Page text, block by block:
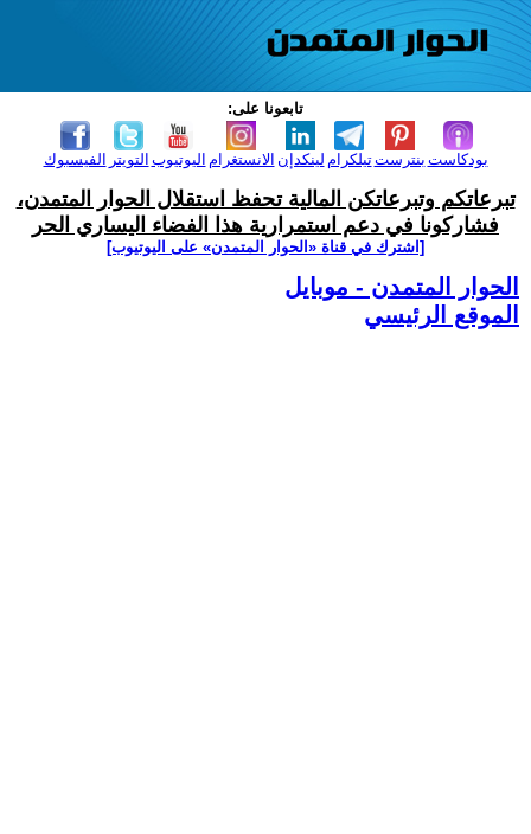
تابعونا على:
الفيسبوك التويتر اليوتيوب الانستغرام لينكدإن تيلكرامبنترست بودكاست
تبرعاتكم وتبرعاتكن المالية تحفظ استقلال الحوار المتمدن،
فشاركونا في دعم استمرارية هذا الفضاء اليساري الحر
[اشترك في قناة ‫«الحوار المتمدن» على اليوتيوب]
الحوار المتمدن - موبايل
الموقع الرئيسي